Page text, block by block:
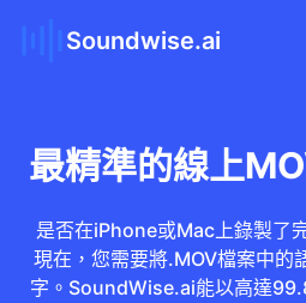
Soundwise.ai
最精準的線上
是否在iPhone或Mac上錄製了
現在，您需要將.MOV檔案中的
字。SoundWise.ai能以高達